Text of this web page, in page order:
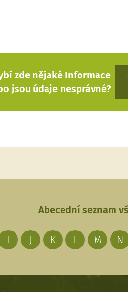
zde nějaké Informace
jsou údaje nesprávné?
Abecední seznam
I J K L M N